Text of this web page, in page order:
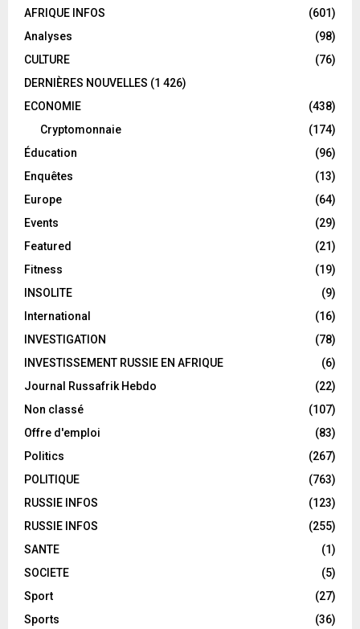
AFRIQUE INFOS
(601)
Analyses
(98)
CULTURE
(76)
DERNIÈRES NOUVELLES (1 426)
ECONOMIE
(438)
Cryptomonnaie
(174)
Éducation
(96)
Enquêtes
(13)
Europe
(64)
Events
(29)
Featured
(21)
Fitness
(19)
INSOLITE
(9)
International
(16)
INVESTIGATION
(78)
INVESTISSEMENT RUSSIE EN AFRIQUE
(6)
Journal Russafrik Hebdo
(22)
Non classé
(107)
Offre d'emploi
(83)
Politics
(267)
POLITIQUE
(763)
RUSSIE INFOS
(123)
RUSSIE INFOS
(255)
SANTE
(1)
SOCIETE
(5)
Sport
(27)
Sports
(36)